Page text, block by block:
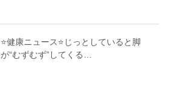
⭐️健康ニュース⭐️じっとしていると脚
が“むずむず”してくる…